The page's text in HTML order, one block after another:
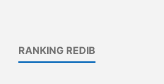
RANKING REDIB